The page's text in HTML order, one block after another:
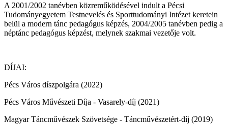
A 2001/2002 tanévben közreműködésével indult a Pécsi
Tudományegyetem Testnevelés és Sporttudományi Intézet keretein
belül a modern tánc pedagógus képzés, 2004/2005 tanévben pedig a
néptánc pedagógus képzést, melynek szakmai vezetője volt.
DÍJAI:
Pécs Város díszpolgára (2022)
Pécs Város Művészeti Díja - Vasarely-díj (2021)
Magyar Táncművészek Szövetsége - Táncművészetért-díj (2019)